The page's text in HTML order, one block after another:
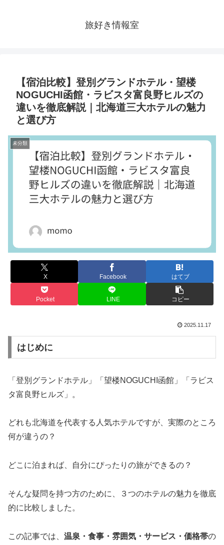
旅好き情報室
【宿泊比較】登別グランドホテル・望楼
NOGUCHI函館・ラビスタ富良野ヒルズの
違いを徹底解説｜北海道三大ホテルの魅力
と選び方
未分類
X Facebook はてブ
Pocket LINE コピー
2025.11.17
はじめに
「登別グランドホテル」「望楼NOGUCHI函館」「ラビス
タ富良野ヒルズ」。
どれも北海道を代表する人気ホテルですが、実際のところ
何が違うの？
どこに泊まれば、自分にぴったりの旅ができるの？
そんな疑問を持つ方のために、３つのホテルの魅力を徹底
的に比較しました。
この記事では、 温泉・食事・雰囲気・サービス・価格帯の